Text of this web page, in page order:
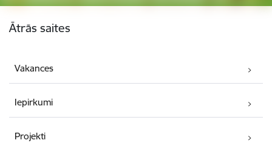
Ātrās saites
Vakances
Iepirkumi
Projekti